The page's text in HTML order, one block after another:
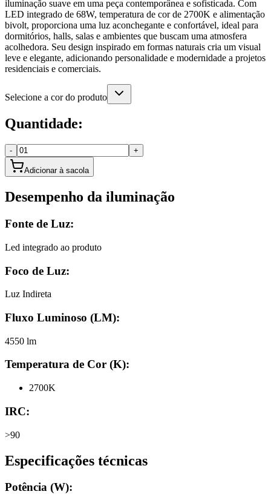
iluminação suave em uma peça contemporânea e sofisticada. Com
LED integrado de 68W, temperatura de cor de 2700K e alimentação
bivolt, proporciona uma luz aconchegante e confortável, ideal para
dormitórios, halls, salas e ambientes que buscam uma atmosfera
acolhedora. Seu design inspirado em formas naturais cria um visual
leve e elegante, adicionando personalidade e modernidade a projetos
residenciais e comerciais.
Selecione a cor do produto
Quantidade:
- +
Adicionar à sacola
Desempenho da iluminação
Fonte de Luz:
Led integrado ao produto
Foco de Luz:
Luz Indireta
Fluxo Luminoso (LM):
4550 lm
Temperatura de Cor (K):
2700K
IRC:
>90
Especificações técnicas
Potência (W):